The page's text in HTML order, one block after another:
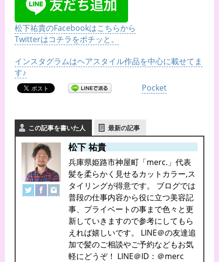
松下祐貴のFacebookはこちらから
Twitterはコチラをポチッと。
インスタグラムはヘアスタイル作品を中心に載せてま
す♪
Pocket
この記事を書いた人 最新の記事
松下 祐貴
兵庫県姫路市神屋町「merc.」代表
髪を柔らかく見せるカットカラー,ス
タイリングが得意です。 ブログでは
普段の仕事内容から役に立つ美容記
事、プライベートの事まで色々と更
新していきますので参考にしてもら
えれば嬉しいです。 LINE＠の友達追
加で髪のご相談やご予約などもお気
軽にどうぞ！ LINE＠ID：＠merc